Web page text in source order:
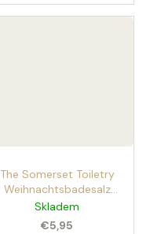
The Somerset Toiletry
Weihnachtsbadesalz
Roter Baum 150g
Skladem
€5,95